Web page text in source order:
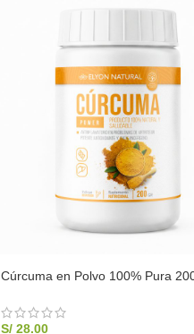
Cúrcuma en Polvo 100% Pura
S/28.00